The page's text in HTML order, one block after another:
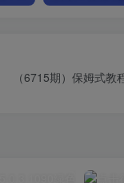
（6715期）保姆式